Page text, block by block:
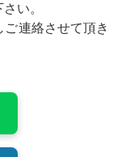
い。
連絡させて頂き